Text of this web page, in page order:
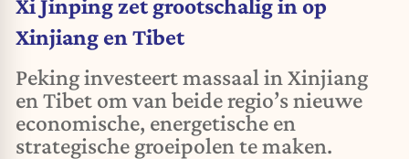
Xi Jinping zet grootschalig in op
Xinjiang en Tibet
Peking investeert massaal in Xinjiang
en Tibet om van beide regio’s nieuwe
economische, energetische en
strategische groeipolen te maken.